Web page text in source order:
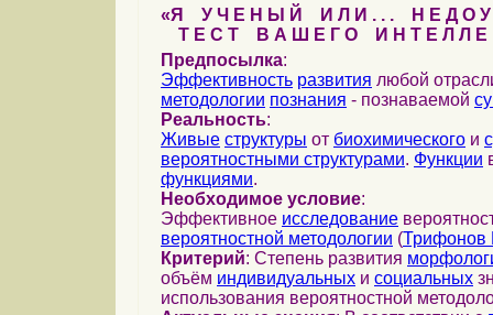
«Я У Ч Е Н Ы Й И Л И . . . Н Е Д О У
Т Е С Т В А Ш Е Г О И Н Т Е Л Л Е
Предпосылка:
Эффективность развития любой
методологии познания - познаваемой
Реальность:
Живые структуры от биохимического и
вероятностными структурами. Функции
функциями.
Необходимое условие:
Эффективное исследование
вероятностной методологии (Трифонов
Критерий: Степень развития
объём индивидуальных и социальных
использования вероятностной